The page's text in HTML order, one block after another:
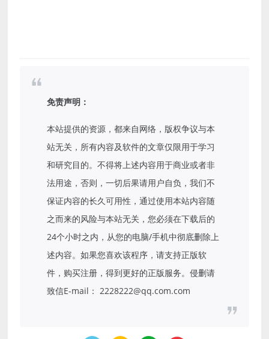
免责声明：
本站提供的资源，都来自网络，版权争议与本
站无关，所有内容及软件的文章仅限用于学习
和研究目的。不得将上述内容用于商业或者非
法用途，否则，一切后果请用户自负，我们不
保证内容的长久可用性，通过使用本站内容随
之而来的风险与本站无关，您必须在下载后的
24个小时之内，从您的电脑/手机中彻底删除上
述内容。如果您喜欢该程序，请支持正版软
件，购买注册，得到更好的正版服务。侵删请
致信E-mail： 2228222@qq.com.com